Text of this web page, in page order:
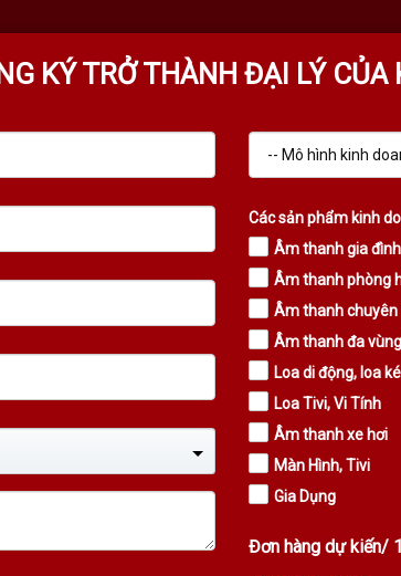
LOA CỘT KODA KLS - 420
KÝ TRỞ THÀNH ĐẠI LÝ CỦA
Các sản phẩm kinh
Âm thanh gia đình
Âm thanh phòng
Âm thanh chuyên
Âm thanh đa
Loa di động, loa
Loa Tivi, Vi Tính
Âm thanh xe hơi
Màn Hình, Tivi
Gia Dụng
Đơn hàng dự kiến/